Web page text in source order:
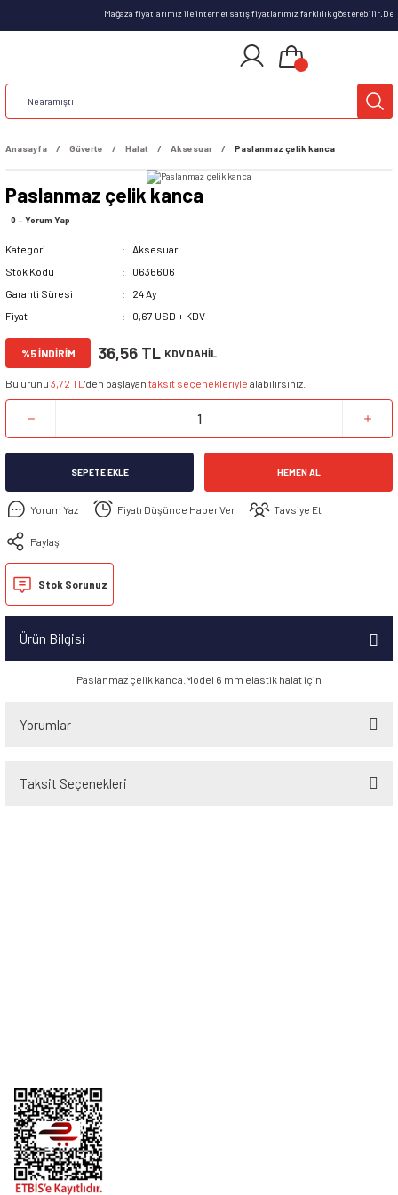
Mağaza fiyatlarımız ile internet satış fiyatlarımız farklılık
Anasayfa Güverte Halat Aksesuar Paslanmaz çelik kanca
Paslanmaz çelik kanca
0 - Yorum Yap
Kategori
Aksesuar
Stok Kodu
0636606
Garanti Süresi
24 Ay
Fiyat
0,67 USD + KDV
%5 İNDİRİM 36,56 TL KDV DAHİL
Bu ürünü 3,72 TL ’den başlayan taksit seçenekleriyle alabilirsiniz.
SEPETE EKLE HEMEN AL
Yorum Yaz Fiyatı Düşünce Haber Ver Tavsiye Et
Paylaş
Stok Sorunuz
Ürün Bilgisi
Paslanmaz çelik kanca.Model 6 mm elastik halat için
Yorumlar
Taksit Seçenekleri